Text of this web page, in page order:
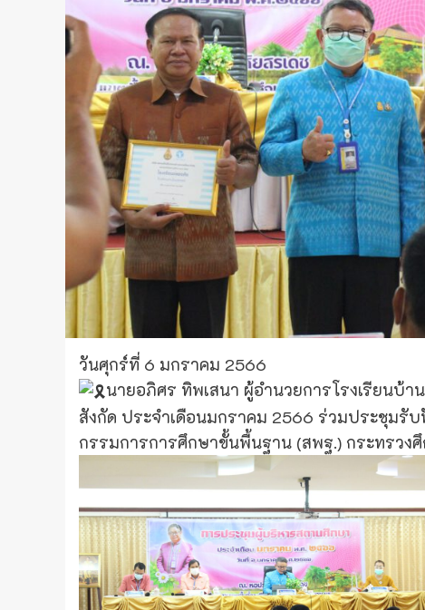
วันศุกร์ที่ 6 มกราคม 2566
นายอภิศร ทิพเสนา ผู้อำนวยการโรงเรียนบ้า
สังกัด ประจำเดือนมกราคม 2566 ร่วมประชุมรั
กรรมการการศึกษาขั้นพื้นฐาน (สพฐ.) กระทรวง